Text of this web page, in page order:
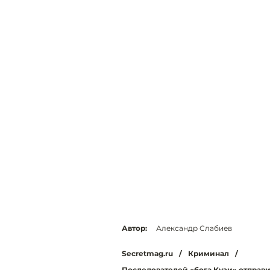
Автор: Александр Слабиев
Secretmag.ru / Криминал
/